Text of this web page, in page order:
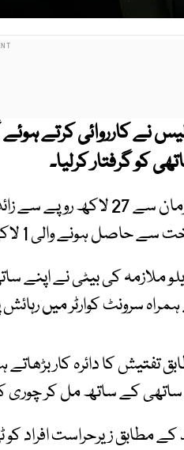
نے کارروائی کرتے
کو گرفتار کرلیا۔
لاکھ 50 ہزار روپے کی رقم برآمد کرلی گئی ہے۔
ملازمہ کی بیٹی نے اپنے
سرونٹ کوارٹر میں رہائش
تفتیش کا دائرہ کار
ساتھی کے ساتھ مل کر چوری
کے مطابق زیرحراست افراد